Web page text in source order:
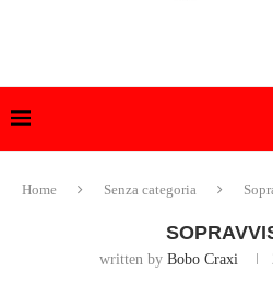
Home Senza categoria
written by Bobo Craxi